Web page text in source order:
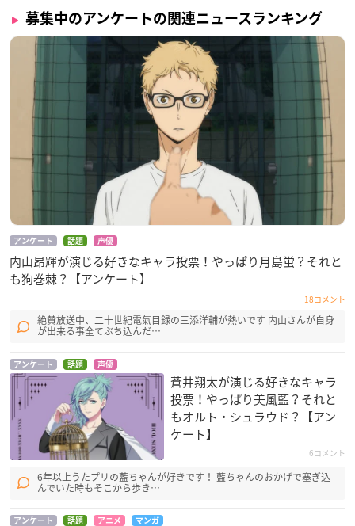
募集中のアンケートの関連ニュースランキング
アンケート 話題 声優
内山昂輝が演じる好きなキャラ投票！やっぱり月島蛍？それと
も狗巻棘？【アンケート】
18コメント
絶賛放送中、二十世紀電氣目録の三添洋輔が熱いです 内山さんが自身
が出来る事全てぶち込んだ…
アンケート 話題 声優
蒼井翔太が演じる好きなキャラ
投票！やっぱり美風藍？それと
もオルト・シュラウド？【アン
ケート】
6コメント
6年以上うたプリの藍ちゃんが好きです！ 藍ちゃんのおかげで塞ぎ込
んでいた時もそこから歩き…
アンケート 話題 アニメ マンガ